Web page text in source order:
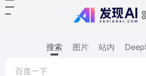
搜索 图片 站内